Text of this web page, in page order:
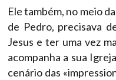
Ele também, no meio
de Pedro, precisava
Jesus e ter uma vez
acompanha a sua
cenário das